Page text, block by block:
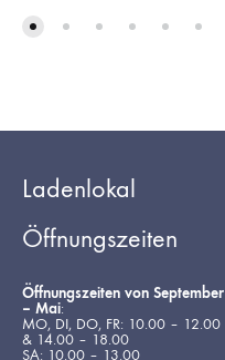
Ladenlokal
Öffnungszeiten
Öffnungszeiten von September
– Mai:
MO, DI, DO, FR: 10.00 – 12.00
& 14.00 – 18.00
SA: 10.00 – 13.00